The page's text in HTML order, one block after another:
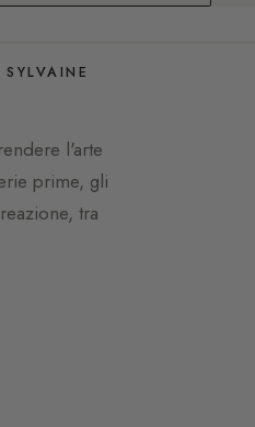
l'arte
prime, gli
tra